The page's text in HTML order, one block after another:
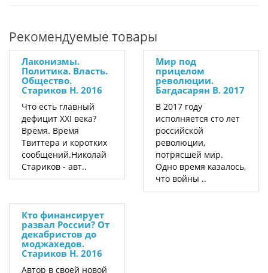
Рекомендуемые товары
Лаконизмы.
Политика. Власть.
Общество.
Стариков Н. 2016
Что есть главный
дефицит ХХI века?
Время. Время
Твиттера и коротких
сообщений.Николай
Стариков - авт..
Мир под
прицелом
революции.
Багдасарян В. 2017
В 2017 году
исполняется сто лет
российской
революции,
потрясшей мир.
Одно время казалось,
что войны ..
Кто финансирует
развал России? От
декабристов до
моджахедов.
Стариков Н. 2016
Автор в своей новой